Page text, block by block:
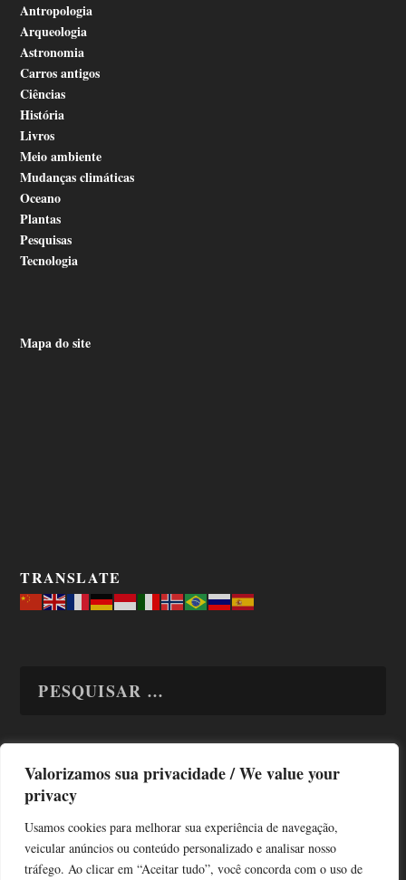
Valorizamos sua privacidade / We value your
privacy
Usamos cookies para melhorar sua experiência de navegação,
veicular anúncios ou conteúdo personalizado e analisar nosso
tráfego. Ao clicar em “Aceitar tudo”, você concorda com o uso de
Antropologia
Arqueologia
Astronomia
Carros antigos
Ciências
História
Livros
Meio ambiente
Mudanças climáticas
Oceano
Plantas
Pesquisas
Tecnologia
Mapa do site
TRANSLATE
TODAS OS ASSUNTOS